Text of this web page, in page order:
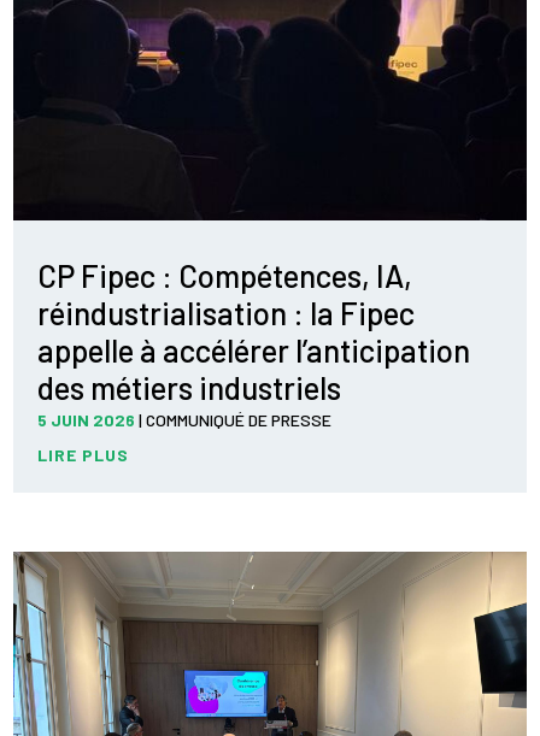
CP Fipec : Compétences, IA,
réindustrialisation : la Fipec
appelle à accélérer l’anticipation
des métiers industriels
5 JUIN 2026 |COMMUNIQUÉ DE PRESSE
LIRE PLUS